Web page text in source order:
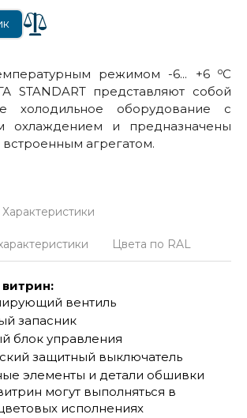
режимом -6... +6 оС
STANDART представляют собой
холодильное оборудование с
охлаждением и предназначены
агрегатом.
Характеристики
Цвета по RAL
вентиль
запасник
блок управления
защитный выключатель
элементы и детали обшивки
могут выполняться в
исполнениях